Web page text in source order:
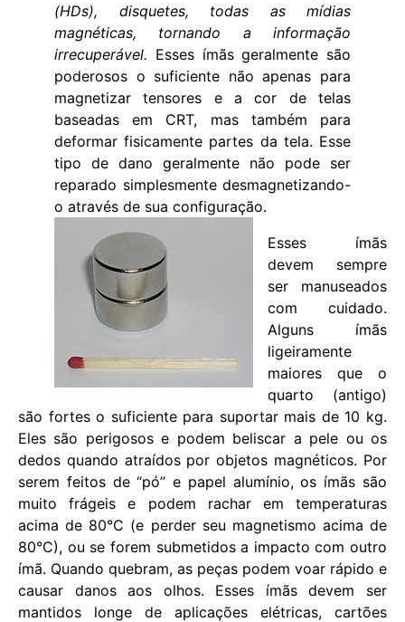
(HDs), disquetes, todas as mídias
magnéticas, tornando a informação
irrecuperável. Esses ímãs geralmente são
poderosos o suficiente não apenas para
magnetizar tensores e a cor de telas
baseadas em CRT, mas também para
deformar fisicamente partes da tela. Esse
tipo de dano geralmente não pode ser
reparado simplesmente desmagnetizando-
o através de sua configuração.
Esses ímãs
devem sempre
ser manuseados
com cuidado.
Alguns ímãs
ligeiramente
maiores que o
quarto (antigo)
são fortes o suficiente para suportar mais de 10 kg.
Eles são perigosos e podem beliscar a pele ou os
dedos quando atraídos por objetos magnéticos. Por
serem feitos de “pó” e papel alumínio, os ímãs são
muito frágeis e podem rachar em temperaturas
acima de 80°C (e perder seu magnetismo acima de
80°C), ou se forem submetidos a impacto com outro
ímã. Quando quebram, as peças podem voar rápido e
causar danos aos olhos. Esses ímãs devem ser
mantidos longe de aplicações elétricas, cartões